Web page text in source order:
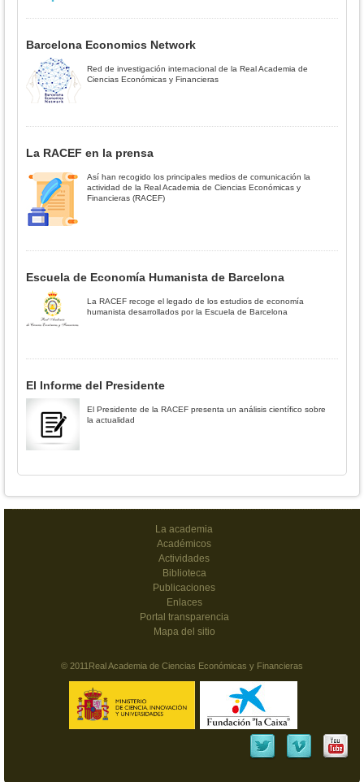
Barcelona Economics Network
Red de investigación internacional de la Real Academia de
Ciencias Económicas y Financieras
La RACEF en la prensa
Así han recogido los principales medios de comunicación la
actividad de la Real Academia de Ciencias Económicas y
Financieras (RACEF)
Escuela de Economía Humanista de Barcelona
La RACEF recoge el legado de los estudios de economía
humanista desarrollados por la Escuela de Barcelona
El Informe del Presidente
El Presidente de la RACEF presenta un análisis científico sobre
la actualidad
La academia
Académicos
Actividades
Biblioteca
Publicaciones
Enlaces
Portal transparencia
Mapa del sitio
© 2011Real Academia de Ciencias Económicas y Financieras